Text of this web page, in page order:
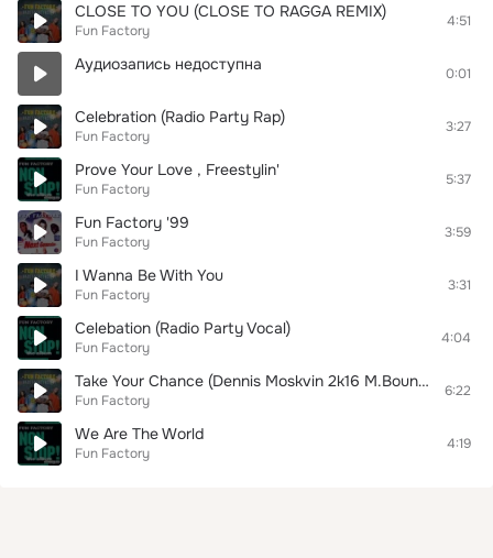
CLOSE TO YOU (CLOSE TO RAGGA REMIX)
Fun Factory
4:51
Аудиозапись недоступна 0:01
Celebration (Radio Party Rap)
Fun Factory
3:27
Prove Your Love , Freestylin'
Fun Factory
5:37
Fun Factory '99
Fun Factory
3:59
I Wanna Be With You
Fun Factory
3:31
Celebation (Radio Party Vocal)
Fun Factory
4:04
Take Your Chance (Dennis Moskvin 2k16 M.Bounce Remix)
Fun Factory
6:22
We Are The World
Fun Factory
4:19